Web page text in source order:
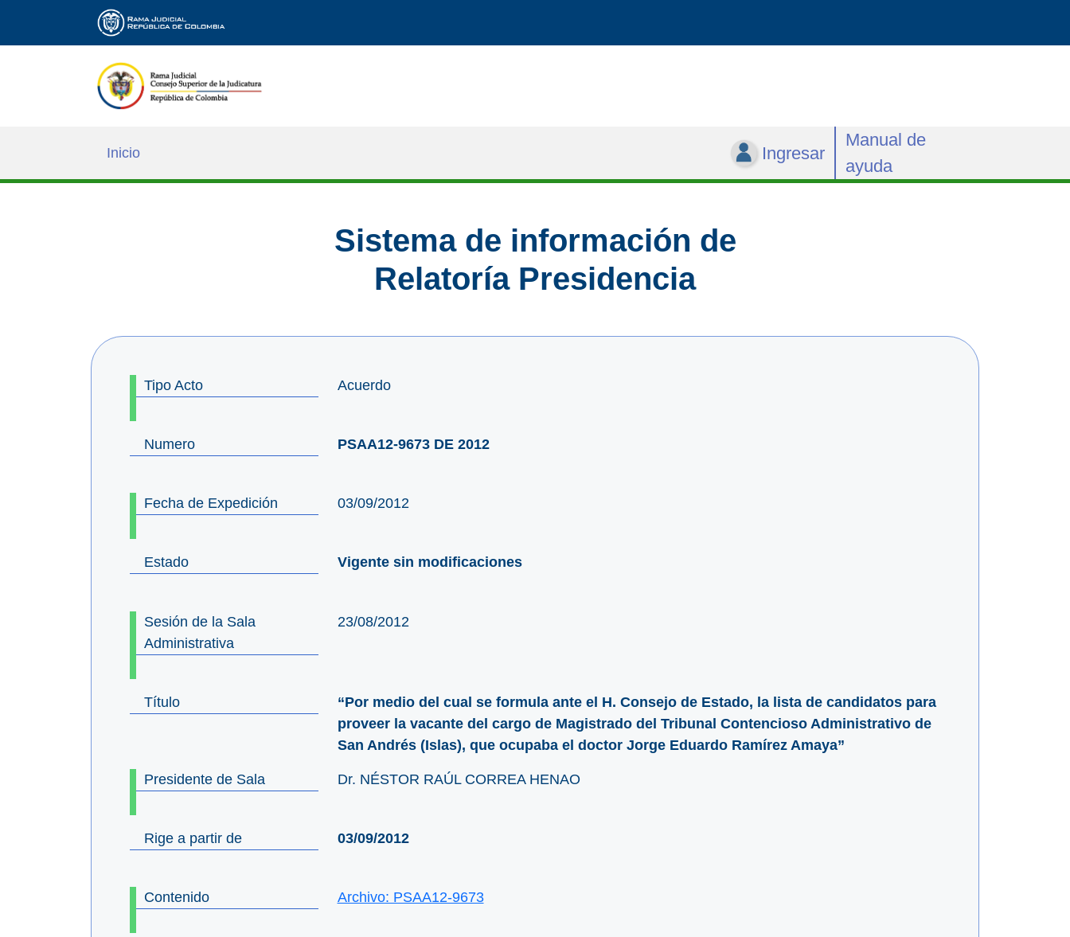
Inicio Ingresar
Manual de
ayuda
Sistema de información de
Relatoría Presidencia
Tipo Acto Acuerdo
Numero PSAA12-9673 DE 2012
Fecha de Expedición 03/09/2012
Estado Vigente sin modificaciones
Sesión de la Sala
Administrativa
23/08/2012
Título
“Por medio del cual se formula ante el H. Consejo de Estado, la lista de candidatos para
proveer la vacante del cargo de Magistrado del Tribunal Contencioso Administrativo de
San Andrés (Islas), que ocupaba el doctor Jorge Eduardo Ramírez Amaya”
Presidente de Sala Dr. NÉSTOR RAÚL CORREA HENAO
Rige a partir de 03/09/2012
Contenido Archivo: PSAA12-9673